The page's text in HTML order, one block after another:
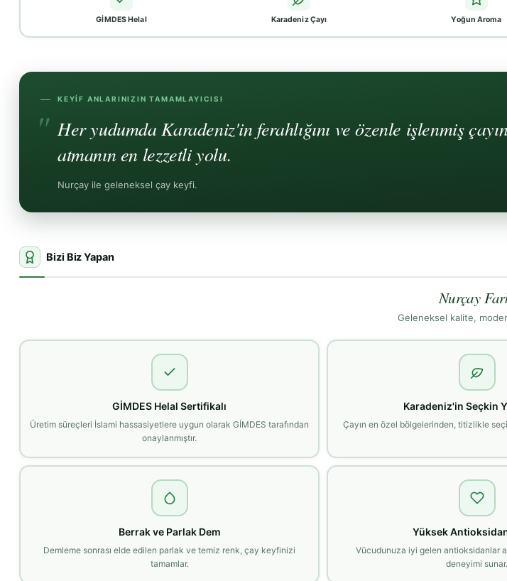
GİMDES Helal Karadeniz Çayı Yoğun Aroma
KEYIF ANLARINIZIN TAMAMLAYICISI
Her yudumda Karadeniz'in ferahlığını ve özenle işlenmiş
atmanın en lezzetli yolu.
Nurçay ile geleneksel çay keyfi.
Bizi Biz Yapan
Nurçay
Geleneksel kalite,
GİMDES Helal Sertifikalı
Üretim süreçleri İslami hassasiyetlere uygun olarak GİMDES tarafından
onaylanmıştır.
Karadeniz'in Seçkin
Çayın en özel bölgelerinden, titizlikle
Berrak ve Parlak Dem
Demleme sonrası elde edilen parlak ve temiz renk, çay keyfinizi
tamamlar.
Yüksek
Vücudunuza iyi gelen antioksidanlar
deneyimi sunar.